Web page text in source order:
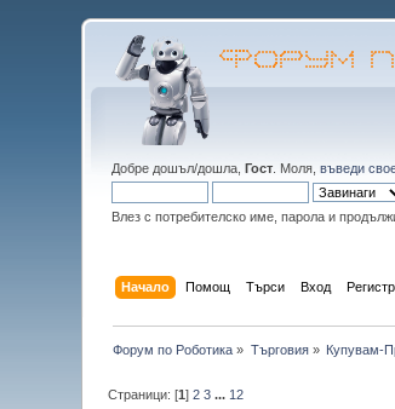
Добре дошъл/дошла,Гост . Моля,въведи
Влез с потребителско име, парола и
Начало Помощ Търси Вход
Форум по Роботика » Търговия» Купувам-
Страници: [1]2 3 ... 12